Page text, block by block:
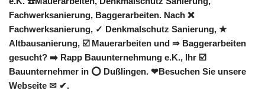
Fachwerksanierung, Baggerarbeiten. Nach ❌
Fachwerksanierung, ✓ Denkmalschutz Sanierung, ★
Altbausanierung, ☑️ Mauerarbeiten und ⇒ Baggerarbeiten
gesucht? ➡️ Rapp Bauunternehmung e.K., Ihr ☑️
Bauunternehmer in ⭕ Dußlingen. ❤Besuchen Sie unsere
Webseite ✉ ✔.